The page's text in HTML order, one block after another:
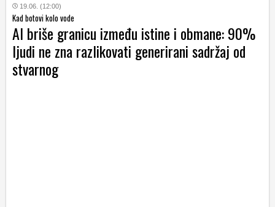
19.06. (12:00)
Kad botovi kolo vode
AI briše granicu između istine i obmane: 90%
ljudi ne zna razlikovati generirani sadržaj od
stvarnog